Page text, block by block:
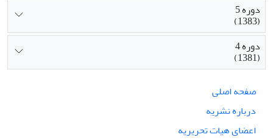
دوره 5
(1383)
دوره 4
(1381)
صفحه اصلی
درباره نشریه
اعضای هیات تحریریه